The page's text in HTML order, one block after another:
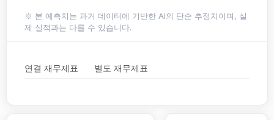
※ 본 예측치는 과거 데이터에 기반한 AI의 단순 추정치이며, 실
제 실적과는 다를 수 있습니다.
연결 재무제표 별도 재무제표